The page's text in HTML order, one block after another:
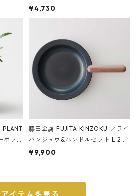
石調 ideaco Umbrella Stand CUB
E ストーンサンドブラック
¥4,730
PLANT
ポッ
藤田金属 FUJITA KINZOKU フライ
パンジュウ&ハンドルセット L 24c
m ガス火・IH対応 鉄フライパン
¥9,900